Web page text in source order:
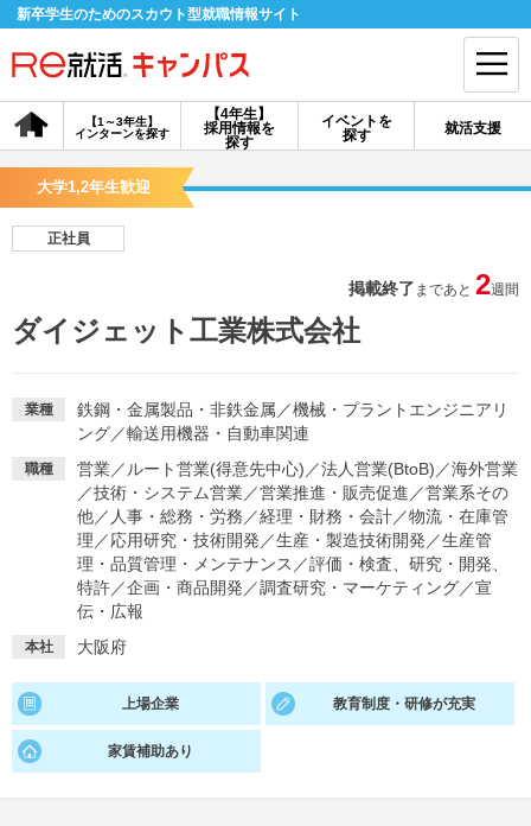
新卒学生のためのスカウト型就職情報サイト
【4年生】
採用情報を
探す
【1～3年生】
インターンを探す
イベントを
探す
就活支援
会員登録 ログイン
探す
【4年生】
【4年生】
イベントを探す スカウト
就活ノウハウ・サポート
就活支援
就活ノウハウが満載！
就活コラム
適職診断
あなたに合う仕事を診断！ 動画で対策講座をチェック
就活ニュースペーパー
大学1,2年生歓迎
正社員
掲載終了 まであと 2週間
ダイジェット工業株式会社
業種 鉄鋼・金属製品・非鉄金属 ／機械・プラントエンジニアリ
ング／輸送用機器・自動車関連
職種 営業／ ルート営業(得意先中心) ／法人営業(BtoB) ／海外営業
／技術・システム営業／営業推進・販売促進 ／営業系その
他／ 人事・総務・労務 ／経理・財務・会計／物流・在庫管
理 ／応用研究・技術開発 ／生産・製造技術開発 ／生産管
理・品質管理・メンテナンス ／評価・検査、研究・開発、
特許／企画・商品開発 ／調査研究・マーケティング／宣
伝・広報
本社 大阪府
上場企業 教育制度・研修が充実
家賃補助あり